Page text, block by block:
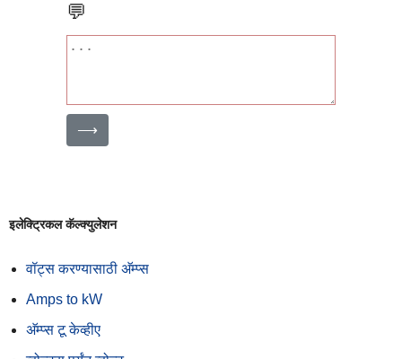
💬
⟶
इलेक्ट्रिकल कॅल्क्युलेशन
वॉट्स करण्यासाठी अ‍ॅम्प्स
Amps to kW
अ‍ॅम्प्स टू केव्हीए